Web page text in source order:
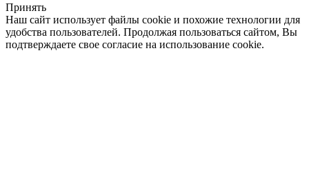
Принять
Наш сайт использует файлы cookie и похожие технологии для
удобства пользователей. Продолжая пользоваться сайтом, Вы
подтверждаете свое согласие на использование cookie.